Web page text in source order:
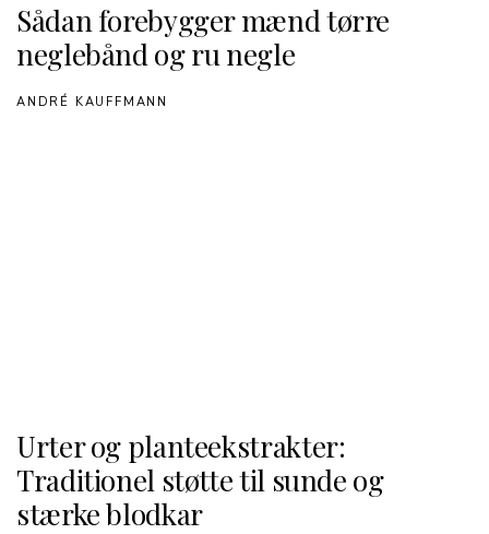
Sådan forebygger mænd tørre
neglebånd og ru negle
ANDRÉ KAUFFMANN
Urter og planteekstrakter:
Traditionel støtte til sunde og
stærke blodkar